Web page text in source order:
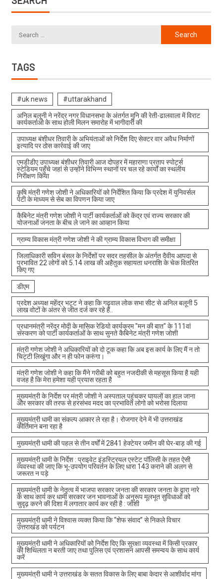
TAGS
#uk news #uttarakhand
अनिल बलूनी ने नरेंद्र नगर विधानसभा के अंतर्गत मुनि की रेती-ढालवाला में विराट
कार्यकर्ताओ के साथ होली मिलन समारोह में भागीदारी की
उपाध्यक्ष बंशीधर तिवारी के अभियंताओं को निर्देश दिए सेक्टर वार अवैध निर्माणों
इत्यादि पर ठोस कार्रवाई की जाए
एमडीडीए उपाध्यक्ष बंशीधर तिवारी आज दोपहर में महाराणा प्रताप स्पोर्ट्स
स्टेडियम पहुँचे जहां से उन्होंने विभिन्न स्थानों पर चल रहे कार्यों का स्थलीय
निरीक्षण किया
कृषि मंत्री गणेश जोशी ने अधिकारियों को निर्देशित किया कि प्रदेश में युनिवर्सल
पेटी के माध्यम से सेब का विपणन किया जाए
कैबिनेट मंत्री गणेश जोशी ने पार्टी कार्यकर्ताओं को केंद्र एवं राज्य सरकार की
योजनाओं जनता के बीच ले जाने का आव्हान किया
ग्राम्य विकास मंत्री गणेश जोशी ने की ग्राम्य विकास विभाग की समीक्षा
जिलाधिकारी सविन बंसल के निर्देशों पर सदर तहसील के अंतर्गत दैवीय आपदा से
प्रभावित 22 लोगों को 5.14 लाख की अहैतुक सहायता धनराशि के चेक वितरित
किए गए
डीएम
प्रदेश अध्यक्ष महेंद्र भट्ट ने कहा कि गढ़वाल लोक सभा सीट से अनिल बलूनी 5
लाख वोटों के अंतर से जीत दर्ज कर रहे हैं..
प्रधानमंत्री नरेंद्र मोदी के मासिक रेडियो कार्यक्रम "मन की बात" के 111वां
संस्करण को पार्टी कार्यकर्ताओं के साथ सुनते कैबिनेट मंत्री गणेश जोशी
मंत्री गणेश जोशी ने अधिकारियों को दो टूक कहा कि अब इस कार्य के लिए मैं न तो
चिट्टी लिखूंगा और न ही फोन करुंगा।
मंत्री गणेश जोशी ने कहा कि मैंने गरीबी को बहुत नजदीकी से महसूस किया है यही
वजह है कि मेरा हमेशा यही प्रयास रहता है
मुख्यमंत्री के निर्देश पर मंत्री जोशी ने अस्पताल पहुंचकर घायलों का हाल जाना
और सरकार की तरफ से हरसंभव मदद का प्रभावित लोगो को भरोसा दिलाया
मुख्यमंत्री धामी का संकल्प आकार ले रहा है। रोजगार देने में भी उत्तराखंड
कीर्तिमान बना रहा है
मुख्यमंत्री धामी की पहल से तीन वर्षों में 2841 हेक्टेयर जमीन की घेर-बाड़ की गई
मुख्यमंत्री धामी के निर्देश : प्राइवेट इंडस्ट्रियल एस्टेट पॉलिसी के तहत ऐसी
व्यवस्था की जाए कि भू-उपयोग परिवर्तन के लिए धारा 143 कराने की अलग से
जरूरत न पड़े
मुख्यमंत्री धामी के नेतृत्व में भाजपा सरकार जनता की सरकार जनता के द्वारा नारे
के साथ कार्य कर धामी सरकार जन भावनाओं के अनुरूप मूलभूत सुविधाओं को
सुदृढ़ करने की दिशा में लगातार कार्य कर रही है : जोशी
मुख्यमंत्री धामी ने विश्वास व्यक्त किया कि “शेफ संवाद” से निकले विचार
उत्तराखंड को पर्यटन
मुख्यमंत्री धामी ने अधिकारियों को निर्देश दिए कि सुरक्षा व्यवस्था में किसी प्रकार
की शिथिलता न बरती जाए तथा पुलिस एवं प्रशासन आपसी समन्वय के साथ कार्य
करें
मुख्यमंत्री धामी ने उत्तराखंड के सतत विकास के लिए बाबा केदार से आशीर्वाद मांगा